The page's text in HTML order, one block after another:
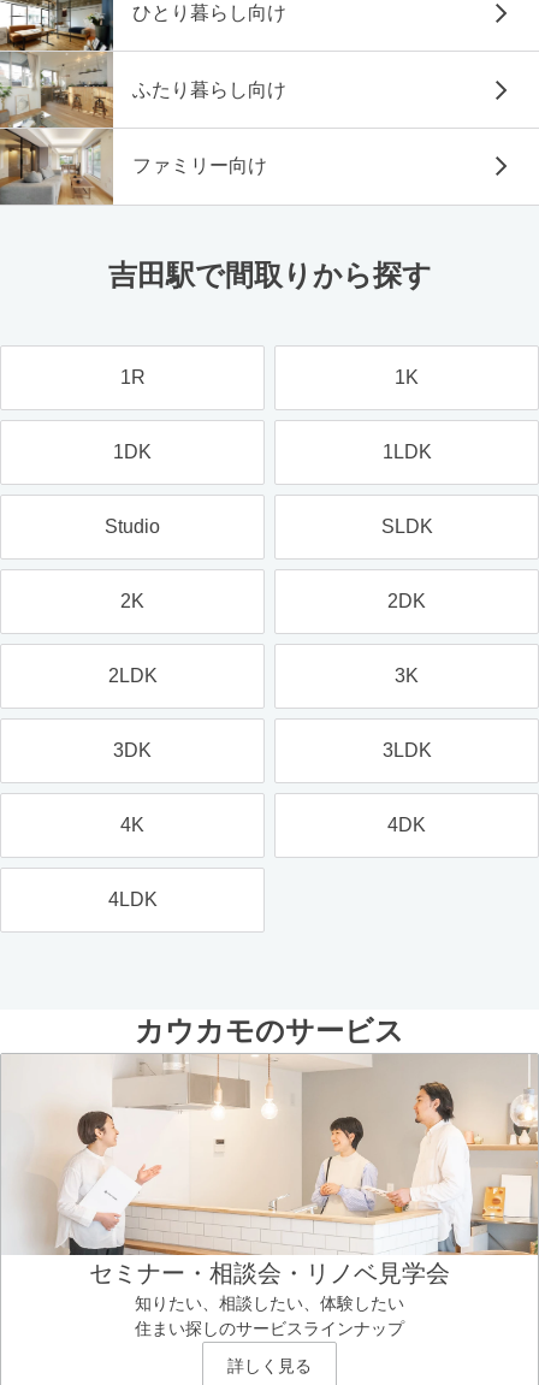
ひとり暮らし向け
ふたり暮らし向け
ファミリー向け
吉田駅で間取りから探す
1R 1K
1DK 1LDK
Studio SLDK
2K 2DK
2LDK 3K
3DK 3LDK
4K 4DK
4LDK
カウカモのサービス
セミナー・相談会・リノベ見学会
知りたい、相談したい、体験したい
住まい探しのサービスラインナップ
詳しく見る